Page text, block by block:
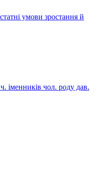
умови зростання й
іменників чол. роду дав.